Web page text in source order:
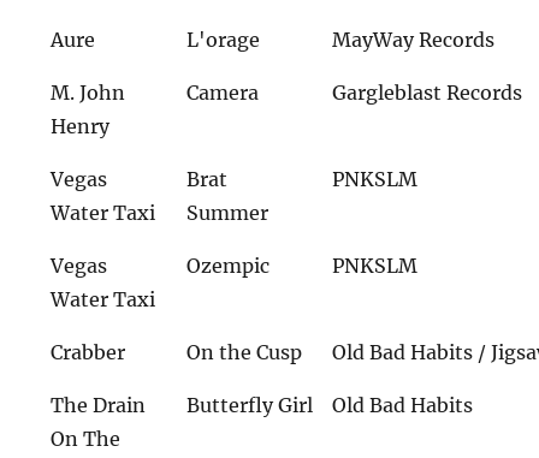
Aure L'orage MayWay Records
M. John
Henry
Camera Gargleblast Records
Vegas
Water Taxi
Brat
Summer
PNKSLM
Vegas
Water Taxi
Ozempic PNKSLM
Crabber On the Cusp Old Bad Habits /
The Drain
On The
Butterfly Girl Old Bad Habits